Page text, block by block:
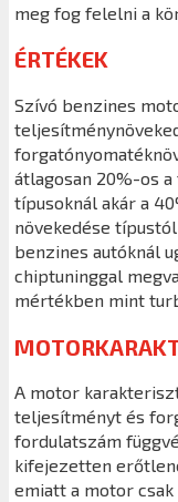
meg fog felelni a
ÉRTÉKEK
Szívó benzines
átlagosan 20%-os
típusoknál akár a
növekedése
benzines autóknál
chiptuninggal
mértékben mint
A motor
teljesítményt és
fordulatszám
kifejezetten
emiatt a motor